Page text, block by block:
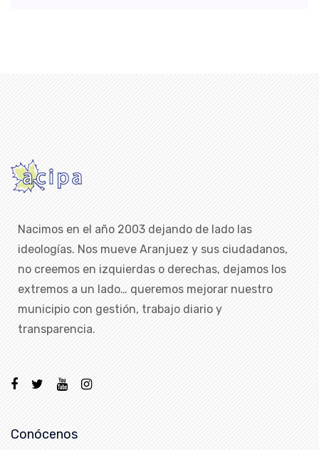
Nacimos en el año 2003 dejando de lado las
ideologías. Nos mueve Aranjuez y sus ciudadanos,
no creemos en izquierdas o derechas, dejamos los
extremos a un lado… queremos mejorar nuestro
municipio con gestión, trabajo diario y
transparencia.
Conócenos